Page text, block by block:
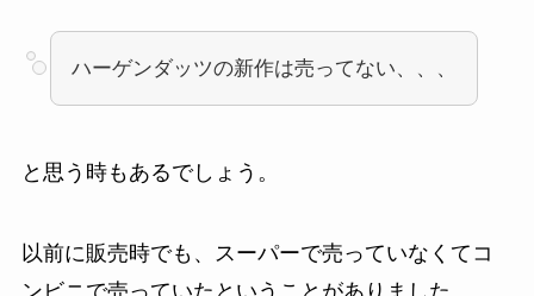
ハーゲンダッツの新作は売ってない、、、
と思う時もあるでしょう。
以前に販売時でも、スーパーで売っていなくてコ